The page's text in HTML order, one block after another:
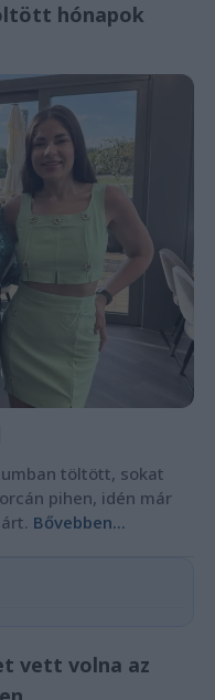
hónapok
töltött, sokat
pihen, idén már
Bővebben...
vett volna az